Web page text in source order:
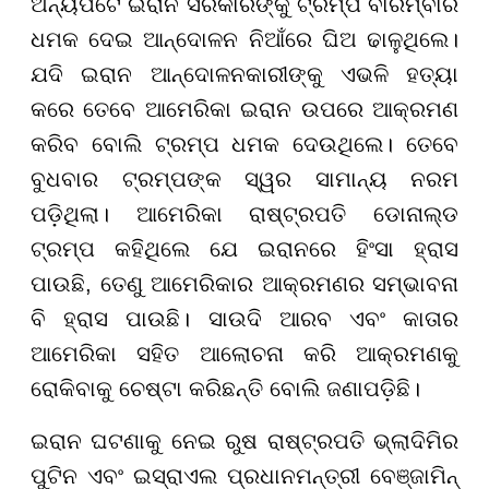
ଧମକ ଦେଇ ଆନ୍ଦୋଳନ ନିଆଁରେ ଘିଅ ଢାଳୁଥିଲେ।
ଯଦି ଇରାନ ଆନ୍ଦୋଳନକାରୀଙ୍କୁ ଏଭଳି ହତ୍ୟା
କରେ ତେବେ ଆମେରିକା ଇରାନ ଉପରେ ଆକ୍ରମଣ
କରିବ ବୋଲି ଟ୍ରମ୍ପ ଧମକ ଦେଉଥିଲେ। ତେବେ
ବୁଧବାର ଟ୍ରମ୍ପଙ୍କ ସ୍ୱର ସାମାନ୍ୟ ନରମ
ପଡ଼ିଥିଲା। ଆମେରିକା ରାଷ୍ଟ୍ରପତି ଡୋନାଲ୍ଡ
ଟ୍ରମ୍ପ କହିଥିଲେ ଯେ ଇରାନରେ ହିଂସା ହ୍ରାସ
ପାଉଛି, ତେଣୁ ଆମେରିକାର ଆକ୍ରମଣର ସମ୍ଭାବନା
ବି ହ୍ରାସ ପାଉଛି। ସାଉଦି ଆରବ ଏବଂ କାତାର
ଆମେରିକା ସହିତ ଆଲୋଚନା କରି ଆକ୍ରମଣକୁ
ରୋକିବାକୁ ଚେଷ୍ଟା କରିଛନ୍ତି ବୋଲି ଜଣାପଡ଼ିଛି।
ଇରାନ ଘଟଣାକୁ ନେଇ ରୁଷ ରାଷ୍ଟ୍ରପତି ଭ୍ଲାଦିମିର
ପୁଟିନ ଏବଂ ଇସ୍ରାଏଲ ପ୍ରଧାନମନ୍ତ୍ରୀ ବେଞ୍ଜାମିନ୍